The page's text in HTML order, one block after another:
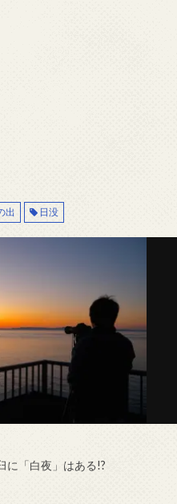
出 日没
に「白夜」はある!?